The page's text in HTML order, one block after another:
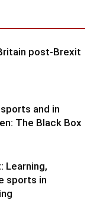
post-Brexit
and in
The Black Box
Learning,
sports in